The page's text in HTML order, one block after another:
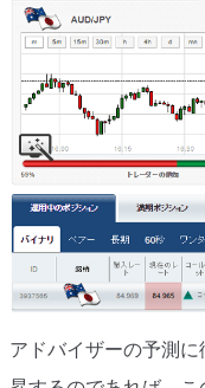
アドバイザーの予測